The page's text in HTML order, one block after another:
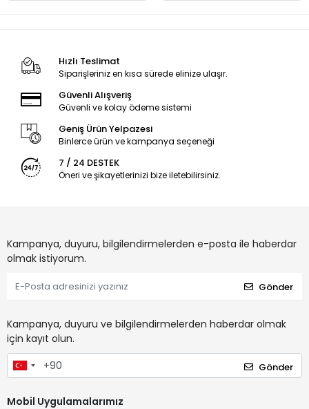
Hızlı Teslimat
Siparişleriniz en kısa sürede elinize ulaşır.
Güvenli Alışveriş
Güvenli ve kolay ödeme sistemi
Geniş Ürün Yelpazesi
Binlerce ürün ve kampanya seçeneği
7 / 24 DESTEK
Öneri ve şikayetlerinizi bize iletebilirsiniz.
Kampanya, duyuru, bilgilendirmelerden e-posta ile haberdar
olmak istiyorum.
Gönder
Kampanya, duyuru ve bilgilendirmelerden haberdar olmak
için kayıt olun.
Gönder
Mobil Uygulamalarımız